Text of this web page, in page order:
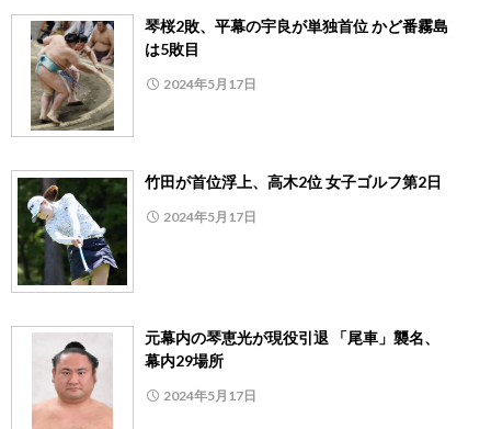
琴桜2敗、平幕の宇良が単独首位 かど番霧島
は5敗目
2024年5月17日
竹田が首位浮上、高木2位 女子ゴルフ第2日
2024年5月17日
元幕内の琴恵光が現役引退 「尾車」襲名、
幕内29場所
2024年5月17日